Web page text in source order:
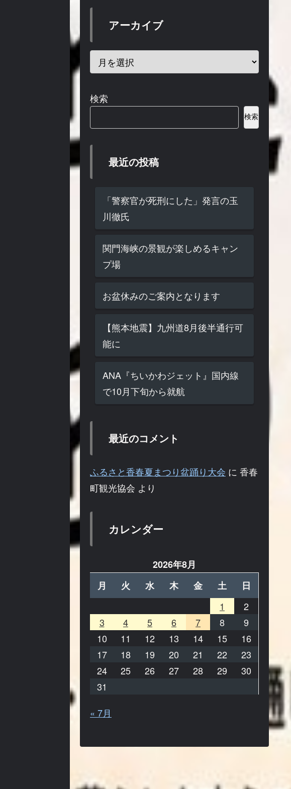
アーカイブ
検索
検索
最近の投稿
「警察官が死刑にした」発言の玉
川徹氏
関門海峡の景観が楽しめるキャン
プ場
お盆休みのご案内となります
【熊本地震】九州道8月後半通行可
能に
ANA『ちいかわジェット』国内線
で10月下旬から就航
最近のコメント
ふるさと香春夏まつり盆踊り大会 に 香春
町観光協会 より
カレンダー
2026年8月
月
火 水 木 金 土
日
1
2
3
4 5 6 7 8
9
10
11 12 13 14 15
16
17
18 19 20 21 22
23
24
25 26 27 28 29
30
31
« 7月